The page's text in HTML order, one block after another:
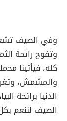
وفي الصيف
وتفوح رائحة
كله، فيأتينا
والمشمش،
الدنيا برائحة
الصيف لننعم